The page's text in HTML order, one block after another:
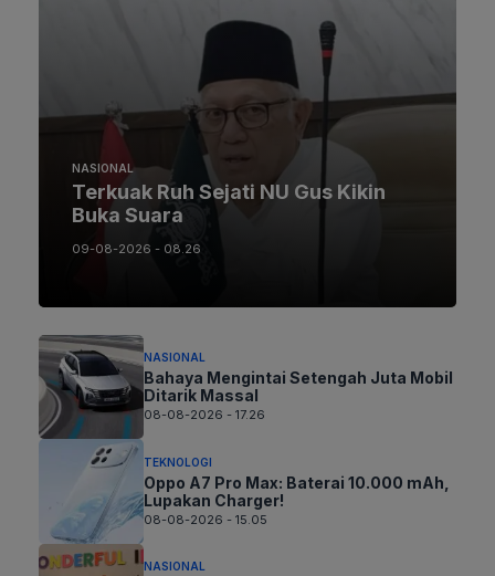
NASIONAL
Terkuak Ruh Sejati NU Gus Kikin
Buka Suara
09-08-2026 - 08.26
NASIONAL
Bahaya Mengintai Setengah Juta Mobil
Ditarik Massal
08-08-2026 - 17.26
TEKNOLOGI
Oppo A7 Pro Max: Baterai 10.000 mAh,
Lupakan Charger!
08-08-2026 - 15.05
NASIONAL